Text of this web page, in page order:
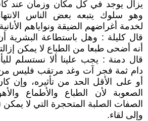
يزال يوجد في كل مكان وزمان عند
وهو سلوك يتبعه بعض الناس
لخدمة أغراضهم الضيقة ونواياهم
قال كليلة : وهل باستطاعة البشرية
أنه أضحى طبعا من الطباع لا يمكن
قال دمنة : يجب علينا ألا نستسلم
دام ثمة فجر آت وغد مرتقب فليس من
أو على الأقل الحد من تأثيره، وإن
الصعوبة لأن الطباع والأطماع
الصفات الصلبة المتحجرة التي لا يمكن
وإلى لقاء.